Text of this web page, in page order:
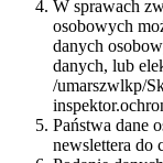
W sprawach
osobowych
danych
danych, lub
/umarszwlkp/
Państwa dane
newslettera do